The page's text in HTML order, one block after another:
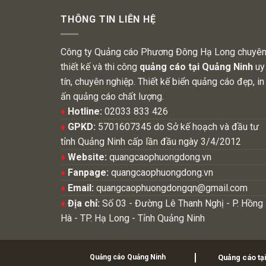
THÔNG TIN LIÊN HỆ
Công ty Quảng cáo Phương Đông Hạ Long chuyên
thiết kế và thi công quảng cáo tại Quảng Ninh uy
tín, chuyên nghiệp. Thiết kế biển quảng cáo đẹp, in
ấn quảng cáo chất lượng.
♦ Hotline: 02033 833 426
♦ GPKD: 5701607345 do Sở kế hoạch và đầu tư
tỉnh Quảng Ninh cấp lần đầu ngày 3/4/2012
♦ Website: quangcaophuongdong.vn
♦ Fanpage: quangcaophuongdong.vn
♦ Email: quangcaophuongdongqn@gmail.com
♦ Địa chỉ: Số 03 - Đường Lê Thanh Nghị - P. Hồng
Hà - TP. Hạ Long - Tỉnh Quảng Ninh
Quảng cáo Quảng Ninh Quảng cáo